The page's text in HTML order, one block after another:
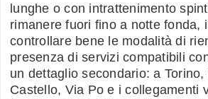
lunghe o con intrattenimento
rimanere fuori fino a notte fonda,
controllare bene le modalità di
presenza di servizi compatibili
un dettaglio secondario: a Torino,
Castello, Via Po e i collegamenti